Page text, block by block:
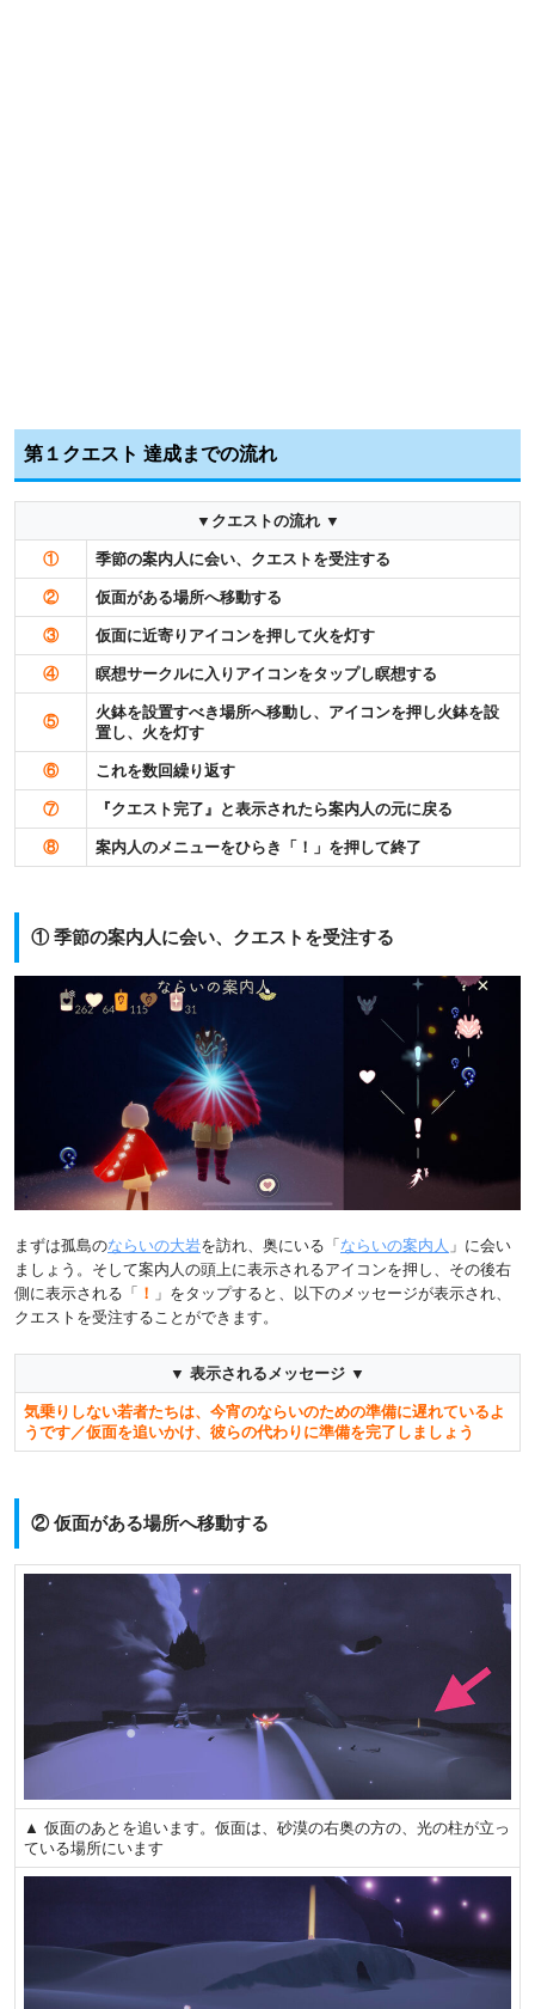
第１クエスト 達成までの流れ
▼クエストの流れ ▼
① 季節の案内人に会い、クエストを受注する
② 仮面がある場所へ移動する
③ 仮面に近寄りアイコンを押して火を灯す
④ 瞑想サークルに入りアイコンをタップし瞑想する
⑤
火鉢を設置すべき場所へ移動し、アイコンを押し火鉢を設
置し、火を灯す
⑥ これを数回繰り返す
⑦ 『クエスト完了』と表示されたら案内人の元に戻る
⑧ 案内人のメニューをひらき「！」を押して終了
① 季節の案内人に会い、クエストを受注する
まずは孤島のならいの大岩を訪れ、奥にいる「 ならいの案内人 」に会い
ましょう。そして案内人の頭上に表示されるアイコンを押し、その後右
側に表示される「 ！ 」をタップすると、以下のメッセージが表示され、
クエストを受注することができます。
▼ 表示されるメッセージ ▼
気乗りしない若者たちは、今宵のならいのための準備に遅れているよ
うです／仮面を追いかけ、彼らの代わりに準備を完了しましょう
② 仮面がある場所へ移動する
▲ 仮面のあとを追います。仮面は、砂漠の右奥の方の、光の柱が立っ
ている場所にいます